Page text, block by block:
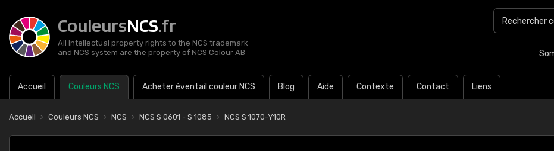
CouleursNCS.fr
All intellectual property rights to the NCS trademark
and NCS system are the property of NCS Colour AB
Accueil Couleurs NCS Acheter éventail couleur NCS Blog Aide Contexte Contact Liens
Accueil Couleurs NCS NCS NCS S 0601 - S 1085 NCS S 1070-Y10R